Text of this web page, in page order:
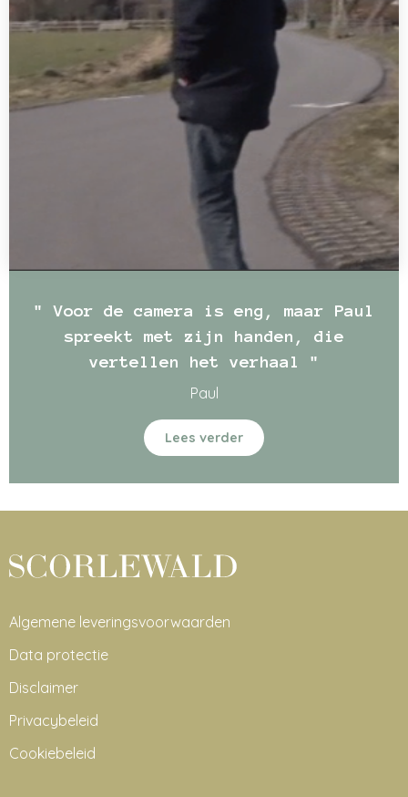
" Voor de camera is eng, maar Paul
spreekt met zijn handen, die
vertellen het verhaal "
Paul
Lees verder
Algemene leveringsvoorwaarden
Data protectie
Disclaimer
Privacybeleid
Cookiebeleid